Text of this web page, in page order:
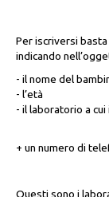
Per iscriversi basta
indicando
- il nome del
- l’età
- il laboratorio a
+ un numero di
Questi sono i